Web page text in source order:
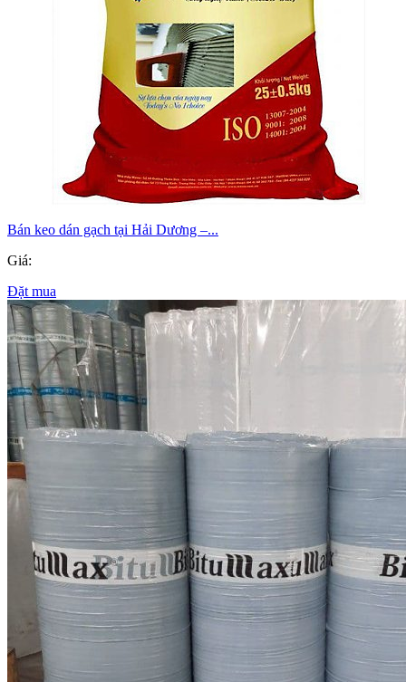
Bán keo dán gạch tại Hải Dương –...
Giá:
Đặt mua